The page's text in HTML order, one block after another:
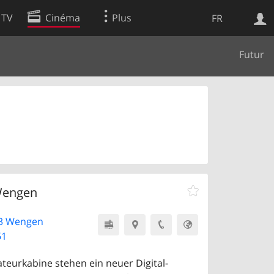
FR
Cinéma Plus
Futur
Wengen
stehen ein neuer Digital-